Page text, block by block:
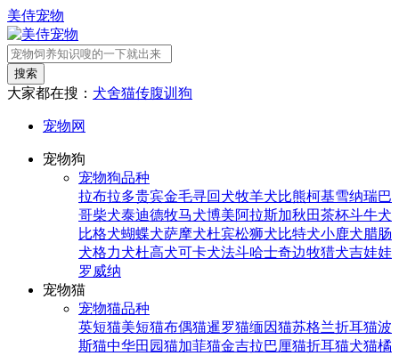
美侍宠物
搜索
大家都在搜： 犬舍猫传腹训狗
宠物网
宠物狗
宠物狗品种
拉布拉多贵宾金毛寻回犬牧羊犬比熊柯基雪纳瑞巴
哥柴犬泰迪德牧马犬博美阿拉斯加秋田茶杯斗牛犬
比格犬蝴蝶犬萨摩犬杜宾松狮犬比特犬小鹿犬腊肠
犬格力犬杜高犬可卡犬法斗哈士奇边牧猎犬吉娃娃
罗威纳
宠物猫
宠物猫品种
英短猫美短猫布偶猫暹罗猫缅因猫苏格兰折耳猫波
斯猫中华田园猫加菲猫金吉拉巴厘猫折耳猫犬猫橘